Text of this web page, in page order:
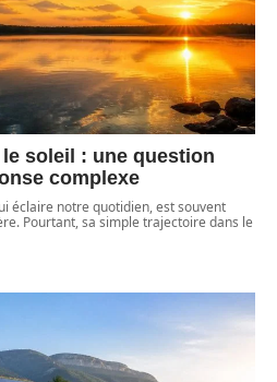
soleil : une question
complexe
éclaire notre quotidien, est souvent
Pourtant, sa simple trajectoire dans le